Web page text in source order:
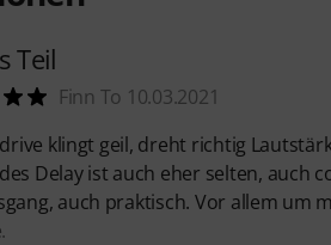
Teil
Finn To 10.03.2021
klingt geil, dreht richtig
Delay ist auch eher selten, auch
auch praktisch. Vor allem um